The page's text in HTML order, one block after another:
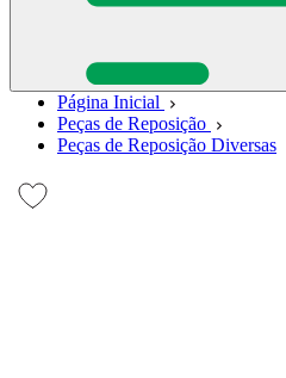
Página Inicial
Peças de Reposição
Peças de Reposição Diversas